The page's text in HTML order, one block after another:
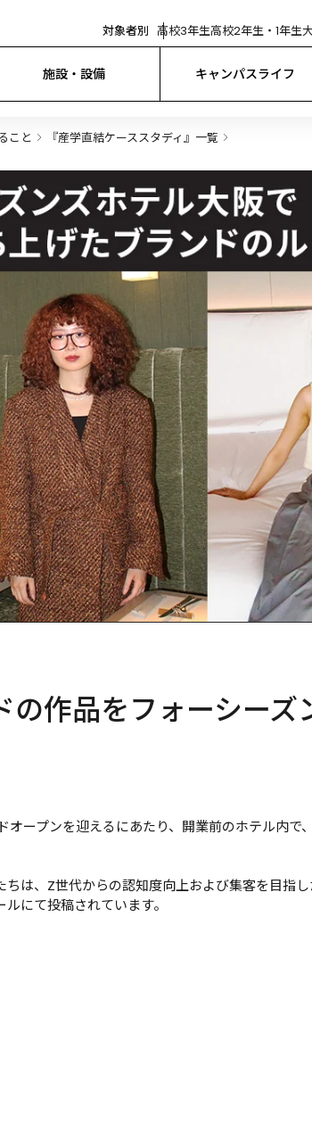
対象者別 高校3年生高校2年生・1年生
施設・設備 キャンパスライフ
こと 『産学直結ケーススタディ』一覧
作品をフォーシーズ
ープンを迎えるにあたり、開業前のホテル内で
は、Z世代からの認知度向上および集客を目指
にて投稿されています。